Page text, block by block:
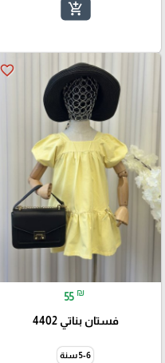
add_shopping_cart
favorite_border
55 ₪
فستان بناتي 4402
5-6 سنة